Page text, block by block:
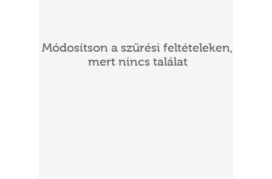
Módosítson a szűrési feltételeken,
mert nincs találat